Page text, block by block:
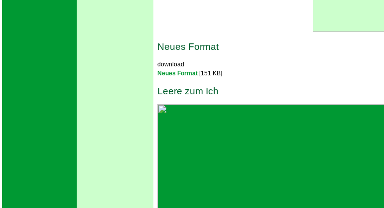
Neues Format
download
Neues Format [151 KB]
Leere zum Ich